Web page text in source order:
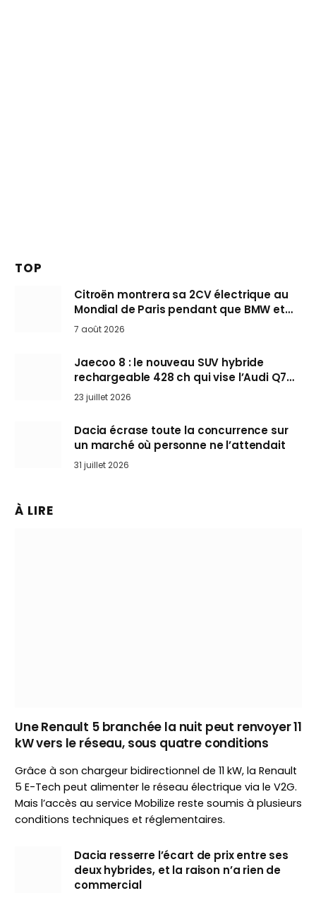
TOP
Citroën montrera sa 2CV électrique au
Mondial de Paris pendant que BMW et
Mini désertent le salon
7 août 2026
Jaecoo 8 : le nouveau SUV hybride
rechargeable 428 ch qui vise l’Audi Q7
arrive en Europe cet automne
23 juillet 2026
Dacia écrase toute la concurrence sur
un marché où personne ne l’attendait
31 juillet 2026
À LIRE
Une Renault 5 branchée la nuit peut renvoyer 11
kW vers le réseau, sous quatre conditions
Grâce à son chargeur bidirectionnel de 11 kW, la Renault
5 E-Tech peut alimenter le réseau électrique via le V2G.
Mais l’accès au service Mobilize reste soumis à plusieurs
conditions techniques et réglementaires.
Dacia resserre l’écart de prix entre ses
deux hybrides, et la raison n’a rien de
commercial